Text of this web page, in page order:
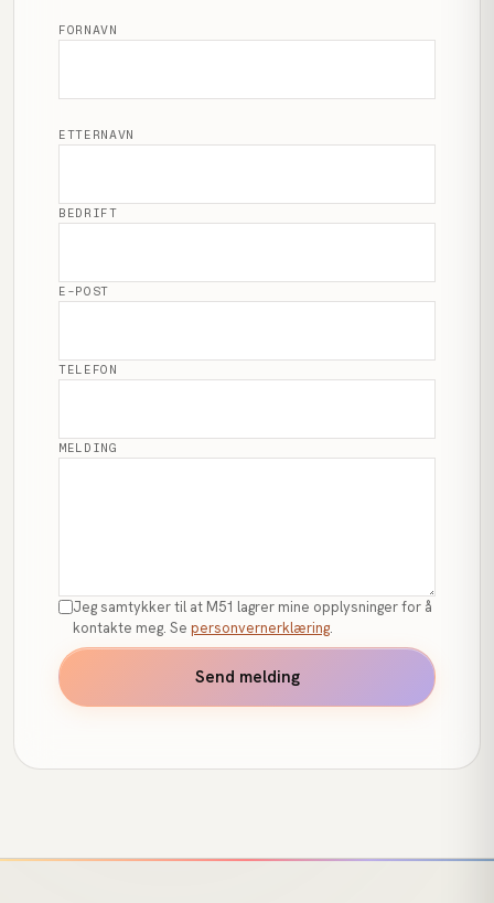
FORNAVN
ETTERNAVN
BEDRIFT
E-POST
TELEFON
MELDING
Jeg samtykker til at M51 lagrer mine opplysninger for å
kontakte meg. Se personvernerklæring.
Send melding